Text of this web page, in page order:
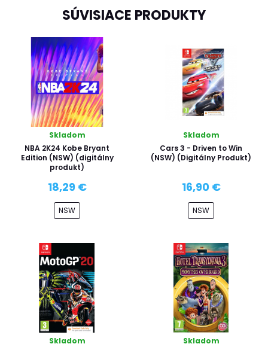
SÚVISIACE PRODUKTY
Skladom
NBA 2K24 Kobe Bryant
Edition (NSW) (digitálny
produkt)
18,29 €
NSW
Skladom
Cars 3 - Driven to Win
(NSW) (Digitálny Produkt)
16,90 €
NSW
Skladom
Skladom